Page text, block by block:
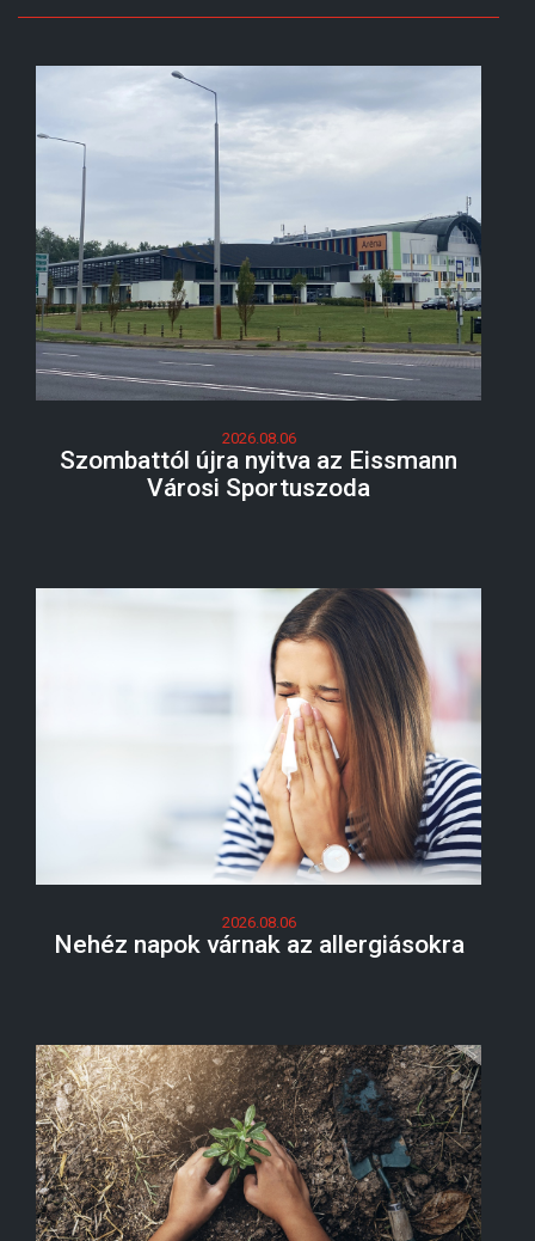
2026.08.06
Szombattól újra nyitva az Eissmann
Városi Sportuszoda
2026.08.06
Nehéz napok várnak az allergiásokra